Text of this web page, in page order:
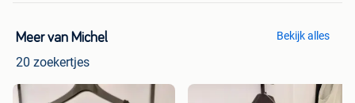
Meer van Michel
20 zoekertjes
Bekijk alles